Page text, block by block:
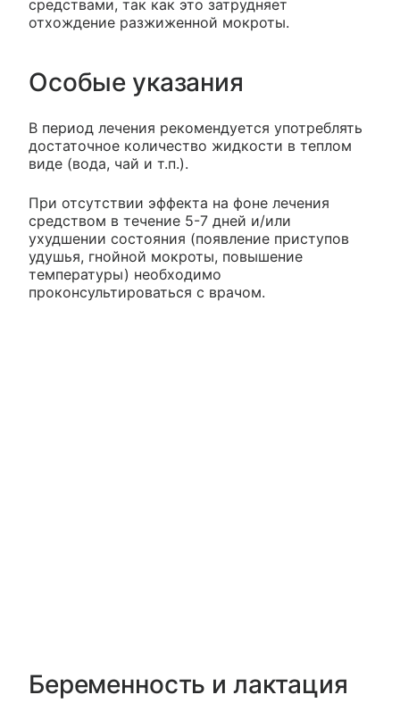
средствами, так как это затрудняет
отхождение разжиженной мокроты.
Особые указания
В период лечения рекомендуется употреблять
достаточное количество жидкости в теплом
виде (вода, чай и т.п.).
При отсутствии эффекта на фоне лечения
средством в течение 5-7 дней и/или
ухудшении состояния (появление приступов
удушья, гнойной мокроты, повышение
температуры) необходимо
проконсультироваться с врачом.
Беременность и лактация